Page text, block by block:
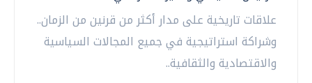
علاقات تاريخية على مدار أكثر من قرنين من الزمان..
وشراكة استراتيجية في جميع المجالات السياسية
والاقتصادية والثقافية..